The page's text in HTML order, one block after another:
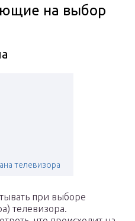
на выбор
телевизора
при выборе
телевизора.